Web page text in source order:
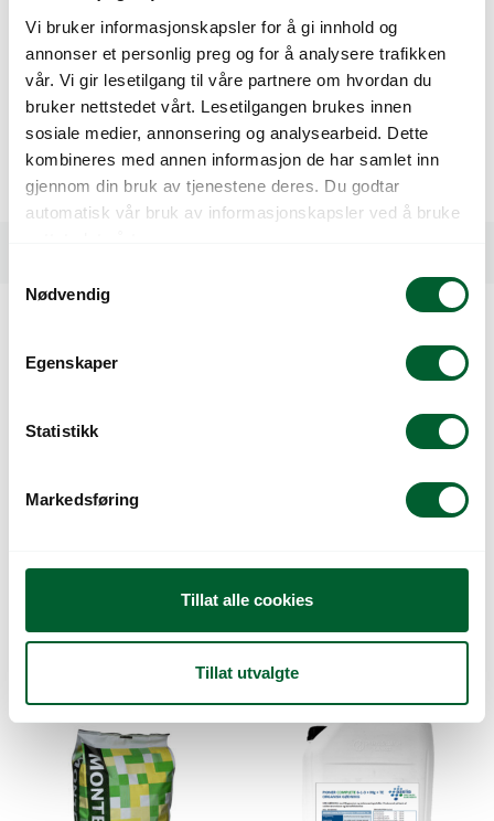
Vi bruker informasjonskapsler for å gi innhold og
annonser et personlig preg og for å analysere trafikken
vår. Vi gir lesetilgang til våre partnere om hvordan du
bruker nettstedet vårt. Lesetilgangen brukes innen
sosiale medier, annonsering og analysearbeid. Dette
kombineres med annen informasjon de har samlet inn
gjennom din bruk av tjenestene deres. Du godtar
automatisk vår bruk av informasjonskapsler ved å bruke
Nødvendig
Egenskaper
Statistikk
Markedsføring
Tillat alle cookies
Tillat utvalgte
Svovel (SO₃): 0,7 %
Pelletstørrelse: 4–5 mm
Sekketøy: 25 kg
Kan også fås i storsekk (1000kg) etter ønsker. Kontakt:
truls@log.no
Pall à 50 sekker
Kunder så også på
LEBOSOL SVOVEL S
LEBOSOL ZINK 700